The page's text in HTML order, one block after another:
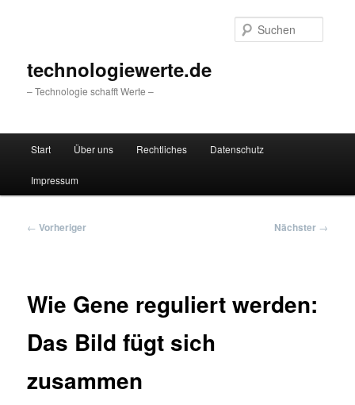
technologiewerte.de
– Technologie schafft Werte –
Start Über uns Rechtliches Datenschutz
Impressum
Beitragsnavigation
← Vorheriger Nächster →
Wie Gene reguliert werden:
Das Bild fügt sich
zusammen